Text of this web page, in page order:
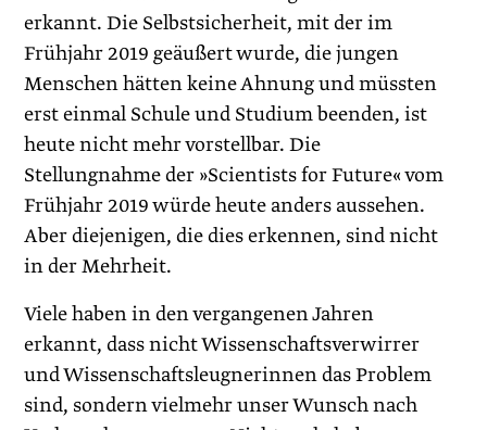
erkannt. Die Selbstsicherheit, mit der im
Frühjahr 2019 geäußert wurde, die jungen
Menschen hätten keine Ahnung und müssten
erst einmal Schule und Studium beenden, ist
heute nicht mehr vorstellbar. Die
Stellungnahme der »Scientists for Future« vom
Frühjahr 2019 würde heute anders aussehen.
Aber diejenigen, die dies erkennen, sind nicht
in der Mehrheit.
Viele haben in den vergangenen Jahren
erkannt, dass nicht Wissenschaftsverwirrer
und Wissenschaftsleugnerinnen das Problem
sind, sondern vielmehr unser Wunsch nach